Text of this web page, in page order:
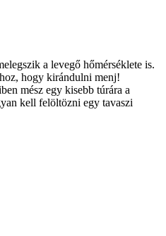
a levegő hőmérséklete is.
hogy kirándulni menj!
mész egy kisebb túrára a
kell felöltözni egy tavaszi